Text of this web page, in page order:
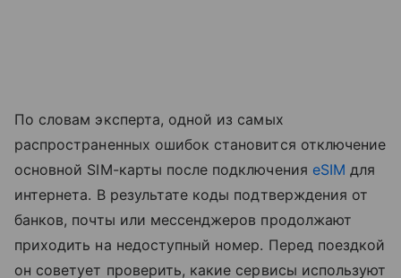
По словам эксперта, одной из самых
распространенных ошибок становится отключение
основной SIM-карты после подключения eSIM для
интернета. В результате коды подтверждения от
банков, почты или мессенджеров продолжают
приходить на недоступный номер. Перед поездкой
он советует проверить, какие сервисы используют